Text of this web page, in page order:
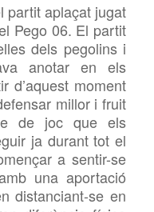
partit aplaçat jugat
Pego 06. El partit
dels pegolins i
anotar en els
d’aquest moment
millor i fruit
de joc que els
ja durant tot el
a sentir-se
una aportació
distanciant-se en